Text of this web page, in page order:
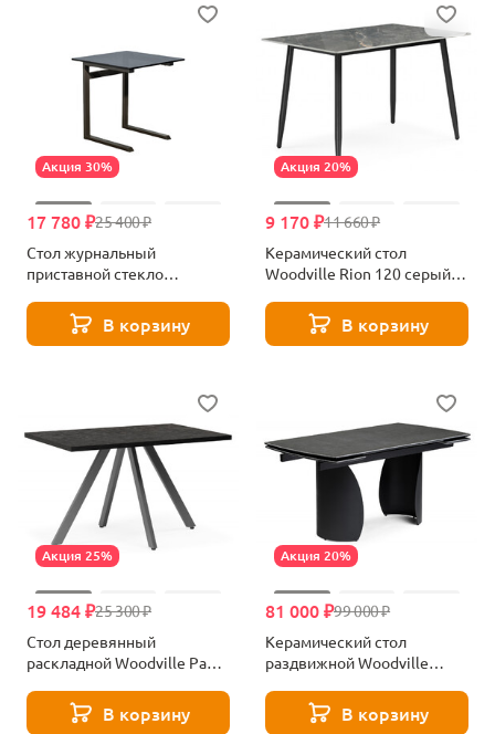
Акция 30%
25 400 ₽
17 780 ₽
Стол журнальный
приставной стекло
Garda Decor 57EL-11011
В корзину
Акция 20%
11 660 ₽
9 170 ₽
Керамический стол
Woodville Rion 120 серый
В корзину
Акция 25%
25 300 ₽
19 484 ₽
Стол деревянный
раскладной Woodville Райн
В корзину
Акция 20%
99 000 ₽
81 000 ₽
Керамический стол
раздвижной Woodville
gray / черный 588031
В корзину